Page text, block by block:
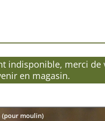
indisponible, merci de
en magasin.
(pour moulin)